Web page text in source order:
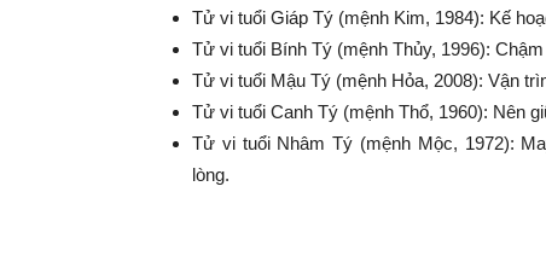
Tử vi tuổi Giáp Tý (mệnh Kim, 1984): Kế
Tử vi tuổi Bính Tý (mệnh Thủy, 1996):
Tử vi tuổi Mậu Tý (mệnh Hỏa, 2008): Vận
Tử vi tuổi Canh Tý (mệnh Thổ, 1960): Nên
Tử vi tuổi Nhâm Tý (mệnh Mộc, 1972):
lòng.